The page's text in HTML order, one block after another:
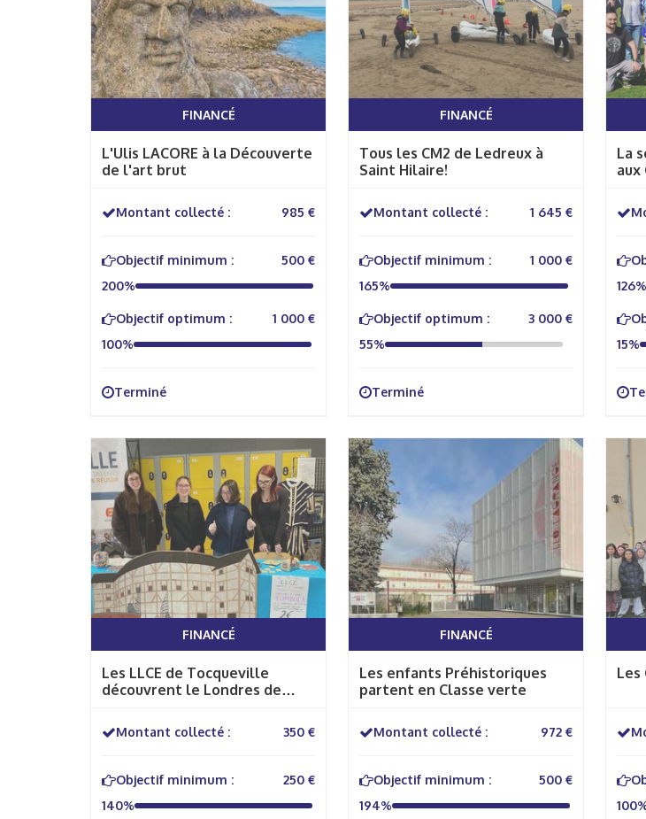
FINANCÉ
L'Ulis LACORE à la Découverte
de l'art brut
Montant collecté : 985 €
Objectif minimum :
500 €
200%
Objectif optimum :
1 000 €
100%
Terminé
FINANCÉ
Tous les CM2 de Ledreux à
Saint Hilaire!
Montant collecté : 1 645 €
Objectif minimum :
1 000 €
165%
Objectif optimum :
3 000 €
55%
Terminé
La
aux
126%
15%
FINANCÉ
Les LLCE de Tocqueville
découvrent le Londres de
Montant collecté : 350 €
Objectif minimum :
250 €
140%
FINANCÉ
Les enfants Préhistoriques
partent en Classe verte
Montant collecté : 972 €
Objectif minimum :
500 €
194%
Les